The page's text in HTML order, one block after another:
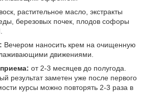
растительное масло, экстракты
березовых почек, плодов софоры
Вечером наносить крем на очищенную
движениями.
от 2-3 месяцев до полугода.
результат заметен уже после первого
курсы можно повторять 2-3 раза в